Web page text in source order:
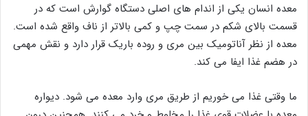
معده انسان یکی از اندام‌ های اصلی دستگاه گوارش است که در
قسمت بالای شکم در سمت چپ و کمی بالاتر از ناف واقع شده است.
معده از نظر آناتومیک بین مری و روده باریک قرار دارد و نقش مهمی
در هضم غذا ایفا می‌ کند.
ما وقتی غذا می خوریم از طریق مری وارد معده می‌ شود. دیواره‌